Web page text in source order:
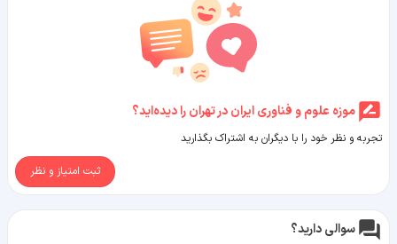
موزه علوم و فناوری ایران در تهران را دیده‌اید؟
تجربه و نظر خود را با دیگران به اشتراک بگذارید
ثبت امتیاز و نظر
سوالی دارید؟